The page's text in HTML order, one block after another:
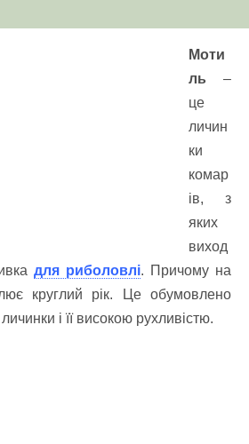
Моти
ль –
це
личин
ки
комар
ів, з
яких
виход
для риболовлі. Причому на
круглий рік. Це обумовлено
і її високою рухливістю.